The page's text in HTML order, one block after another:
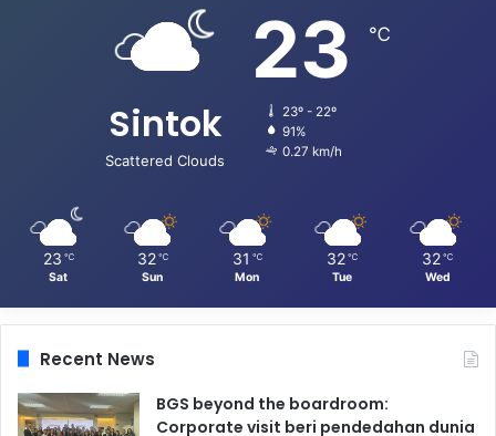
Sintok
Scattered Clouds
23 ℃
23º - 22º
91%
0.27 km/h
23 ℃
Sat
32 ℃
Sun
31 ℃
Mon
32 ℃
Tue
32 ℃
Wed
Recent News
BGS beyond the boardroom:
Corporate visit beri pendedahan dunia